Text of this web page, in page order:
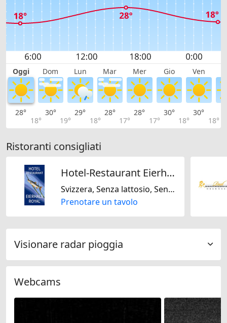
Oggi Dom Lun Mar Mer Gio Ven
28°
18°
30°
19°
29°
18°
28°
17°
28°
17°
30°
18°
30°
18°
Ristoranti consigliati
Hotel-Restaurant Eierhals Royal
Svizzera, Senza lattosio, Senza glutine
Prenotare un tavolo
Visionare radar pioggia
Webcams